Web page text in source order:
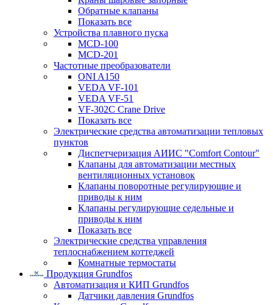
Обратные клапаны
Показать все
Устройства плавного пуска
MCD-100
MCD-201
Частотные преобразователи
ONI A150
VEDA VF-101
VEDA VF-51
VF-302C Crane Drive
Показать все
Электрические средства автоматизации тепловых
пунктов
Диспетчеризация АИИС "Comfort Contour"
Клапаны для автоматизации местных
вентиляционных установок
Клапаны поворотные регулирующие и
приводы к ним
Клапаны регулирующие седельные и
приводы к ним
Показать все
Электрические средства управления
теплоснабжением коттеджей
Комнатные термостаты
Продукция Grundfos
Автоматизация и КИП Grundfos
Датчики давления Grundfos